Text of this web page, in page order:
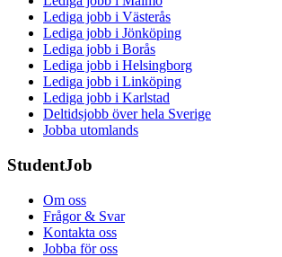
Lediga jobb i Västerås
Lediga jobb i Jönköping
Lediga jobb i Borås
Lediga jobb i Helsingborg
Lediga jobb i Linköping
Lediga jobb i Karlstad
Deltidsjobb över hela Sverige
Jobba utomlands
StudentJob
Om oss
Frågor & Svar
Kontakta oss
Jobba för oss